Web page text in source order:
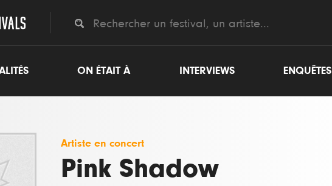
ON ÉTAIT À INTERVIEWS ENQUÊTES
Artiste en concert
Pink Shadow